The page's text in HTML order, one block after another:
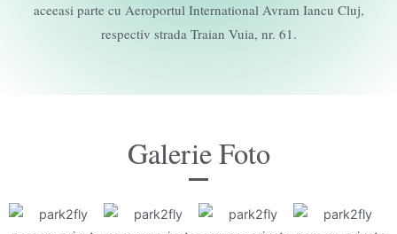
aceeasi parte cu Aeroportul International Avram Iancu Cluj,
respectiv strada Traian Vuia, nr. 61.
Galerie Foto